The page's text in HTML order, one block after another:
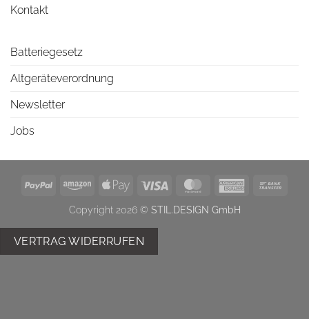
Kontakt
Batteriegesetz
Altgeräteverordnung
Newsletter
Jobs
PayPal Amazon Apple
Visa MasterCardAmerican
Copyright 2026 © STIL.DESIGN GmbH
VERTRAG WIDERRUFEN